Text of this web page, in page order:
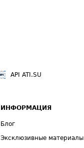
API ATI.SU
ИНФОРМАЦИЯ
Блог
Эксклюзивные материалы